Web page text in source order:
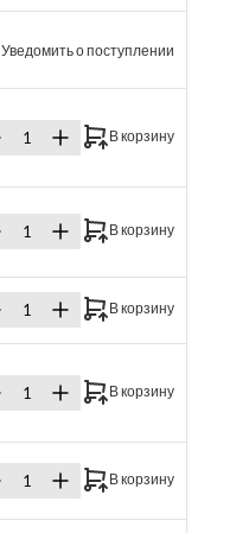
Уведомить о поступлении
В корзину
В корзину
В корзину
В корзину
В корзину